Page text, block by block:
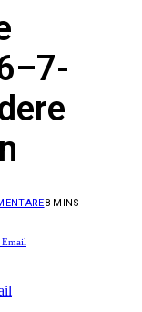
8 MINS
Email